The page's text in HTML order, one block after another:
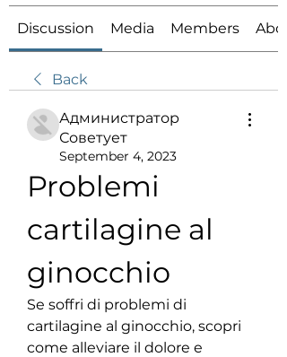
Discussion Media Members
Back
Администратор
Советует
September 4, 2023
Problemi
cartilagine al
ginocchio
Se soffri di problemi di
cartilagine al ginocchio, scopri
come alleviare il dolore e